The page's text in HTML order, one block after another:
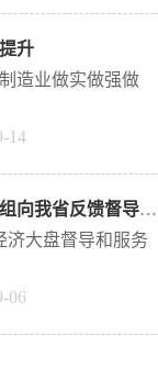
上，推动降低融资
8月份公开市场操
20个基点，MLF带
，5年期以上贷款
进一步发挥贷款
资和个人信贷的成
构在其中发挥的作
稳中向好，消费市
，装备制造业增长
其中，能源工业
及水的生产供应业
效益持续提升。前
元，同比增长
收入利润率为
投资支撑有力。
看，国有控股投
分点。民间投资同
升
造业做实做强做
巨人”企业、省级
库企业。项目重点
能力为目标，开展
开展的主导产品迭
新平台建设、关键
-14
【媒体关注】国务院稳住经济大盘督导和服务工作组向我省反馈督导意见 刘昆反馈督导意见 刘国中讲话
济大盘督导和服务
济一揽子政策及接
-06